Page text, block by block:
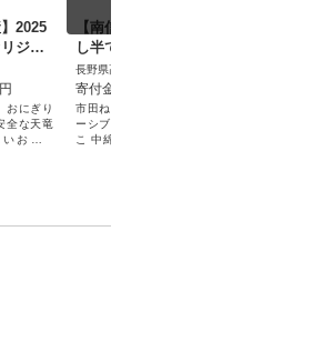
2025
ジナ
精米1
円
おにぎり
全な天竜
お米で
【南信州高森町】袖無
し半てん「市田ねこ」
(女性用)
長野県高森町
寄付金額
市田ねこは、伝統手作りリバ
ーシブル袖無しちゃんちゃん
こ 中綿・真綿(絹)入りで軽く